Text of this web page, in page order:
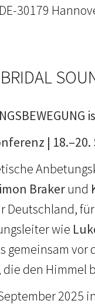
DE-30179
|
Brakerund
Deutschland,
wie
gemeinsam
den Himmel
2025